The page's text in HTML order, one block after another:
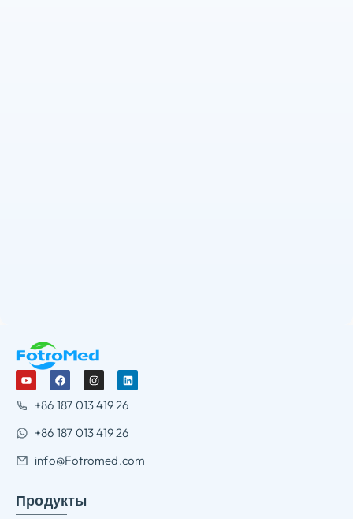
+86 187 013 419 26
+86 187 013 419 26
info@Fotromed.com
Продукты